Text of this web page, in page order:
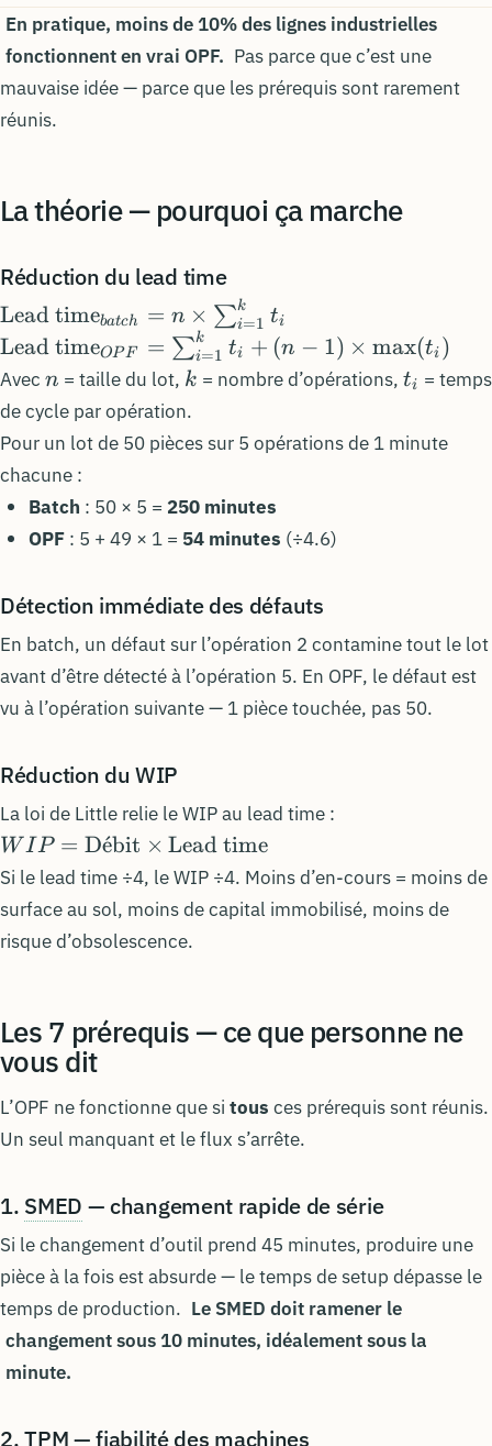
En pratique, moins de 10% des lignes industrielles
fonctionnent en vrai OPF. Pas parce que c’est une
mauvaise idée — parce que les prérequis sont rarement
réunis.
La théorie — pourquoi ça marche
Réduction du lead time
\text{Lead
time}_{batch} =
n \times
\sum_{i=1}^{k}
t_i
Lead timebatch = n × ∑i=1
k ti
\text{Lead
time}_{OPF} =
\sum_{i=1}^{k}
t_i + (n-1)
\times \max(t_i)
Lead timeOPF = ∑i=1
k ti + (n − 1) × max(ti )
Avec n
n = taille du lot, k
k = nombre d’opérations, t_i
ti = temps
de cycle par opération.
Pour un lot de 50 pièces sur 5 opérations de 1 minute
chacune :
Batch : 50 × 5 = 250 minutes
OPF: 5 + 49 × 1 = 54 minutes (÷4.6)
Détection immédiate des défauts
En batch, un défaut sur l’opération 2 contamine tout le lot
avant d’être détecté à l’opération 5. En OPF, le défaut est
vu à l’opération suivante — 1 pièce touchée, pas 50.
Réduction du WIP
La loi de Little relie le WIP au lead time :
WIP =
\text{Débit}
\times
\text{Lead
time}
WIP = De
ˊbit × Lead time
Si le lead time ÷4, le WIP ÷4. Moins d’en-cours = moins de
surface au sol, moins de capital immobilisé, moins de
risque d’obsolescence.
Les 7 prérequis — ce que personne ne
vous dit
L’OPF ne fonctionne que si tous ces prérequis sont réunis.
Un seul manquant et le flux s’arrête.
1. SMED — changement rapide de série
Si le changement d’outil prend 45 minutes, produire une
pièce à la fois est absurde — le temps de setup dépasse le
temps de production. Le SMED doit ramener le
changement sous 10 minutes, idéalement sous la
minute.
2.TPM— fiabilité des machines